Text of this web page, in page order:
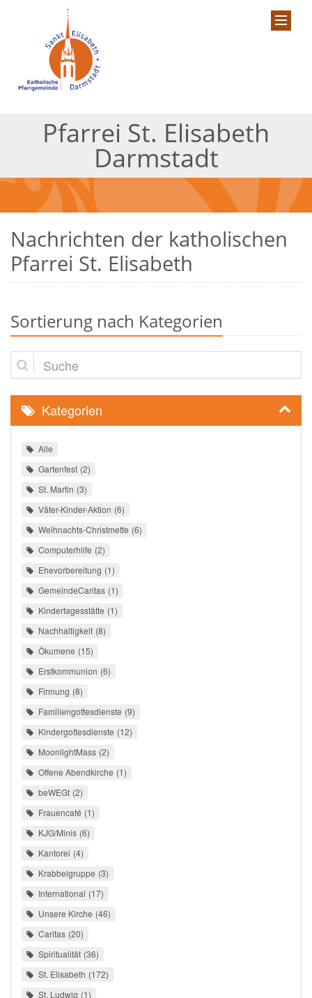
Pfarrei St. Elisabeth
Darmstadt
Nachrichten der katholischen
Pfarrei St. Elisabeth
Sortierung nach Kategorien
Suche
Kategorien
Alle
Gartenfest 2
St. Martin 3
Väter-Kinder-Aktion 6
Weihnachts-Christmette 6
Computerhilfe 2
Ehevorbereitung 1
GemeindeCaritas 1
Kindertagesstätte 1
Nachhaltigkeit 8
Ökumene 15
Erstkommunion 6
Firmung 8
Familiengottesdienste 9
Kindergottesdienste 12
MoonlightMass 2
Offene Abendkirche 1
beWEGt 2
Frauencafé 1
KJG/Minis 6
Kantorei 4
Krabbelgruppe 3
International 17
Unsere Kirche 46
Caritas 20
Spiritualität 36
St. Elisabeth 172
St. Ludwig 1